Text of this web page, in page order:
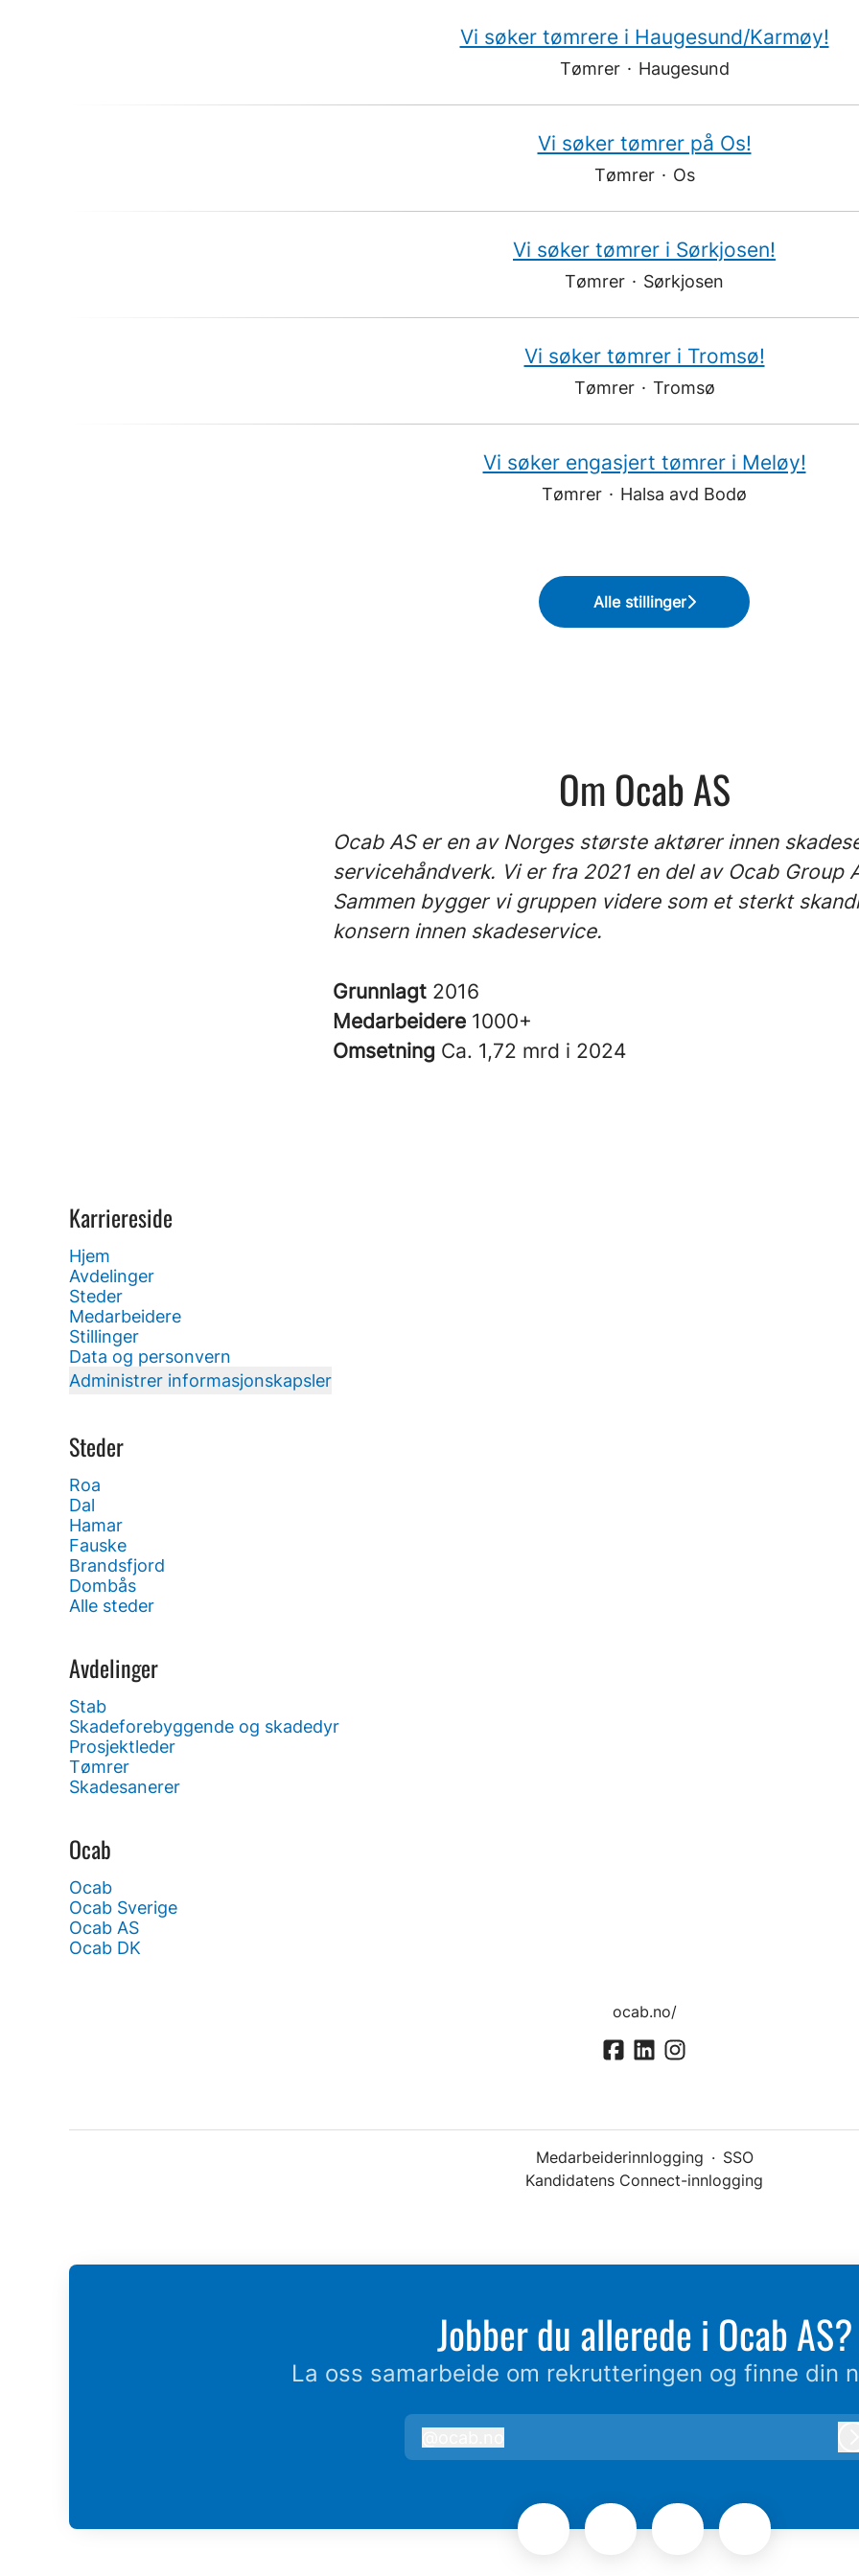
Vi søker tømrere i Haugesund/Karmøy!
Tømrer · Haugesund
Vi søker tømrer på Os!
Tømrer · Os
Vi søker tømrer i Sørkjosen!
Tømrer · Sørkjosen
Vi søker tømrer i Tromsø!
Tømrer · Tromsø
Vi søker engasjert tømrer i Meløy!
Tømrer · Halsa avd Bodø
Alle stillinger
Om Ocab AS
Ocab AS er en av Norges største aktører innen
servicehåndverk. Vi er fra 2021 en del av Ocab Group
Sammen bygger vi gruppen videre som et sterkt
konsern innen skadeservice.
Grunnlagt 2016
Medarbeidere 1000+
Omsetning Ca. 1,72 mrd i 2024
Karriereside
Hjem
Avdelinger
Steder
Medarbeidere
Stillinger
Data og personvern
Administrer informasjonskapsler
Steder
Roa
Dal
Hamar
Fauske
Brandsfjord
Dombås
Alle steder
Avdelinger
Stab
Skadeforebyggende og skadedyr
Prosjektleder
Tømrer
Skadesanerer
Ocab
Ocab
Ocab Sverige
Ocab AS
Ocab DK
ocab.no/
Medarbeiderinnlogging · SSO
Kandidatens Connect-innlogging
Jobber du allerede i Ocab AS?
La oss samarbeide om rekrutteringen og finne din
ocab.no